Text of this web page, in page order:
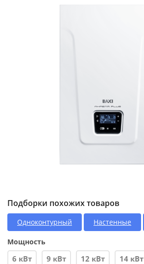
Подборки похожих товаров
Одноконтурный Настенные
Мощность
6 кВт 9 кВт 12 кВт 14 кВт